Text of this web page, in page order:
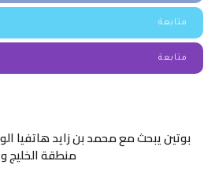
متابعة
متابعة
بوتين يبحث مع محمد بن زايد هاتفيا
منطقة الخليج